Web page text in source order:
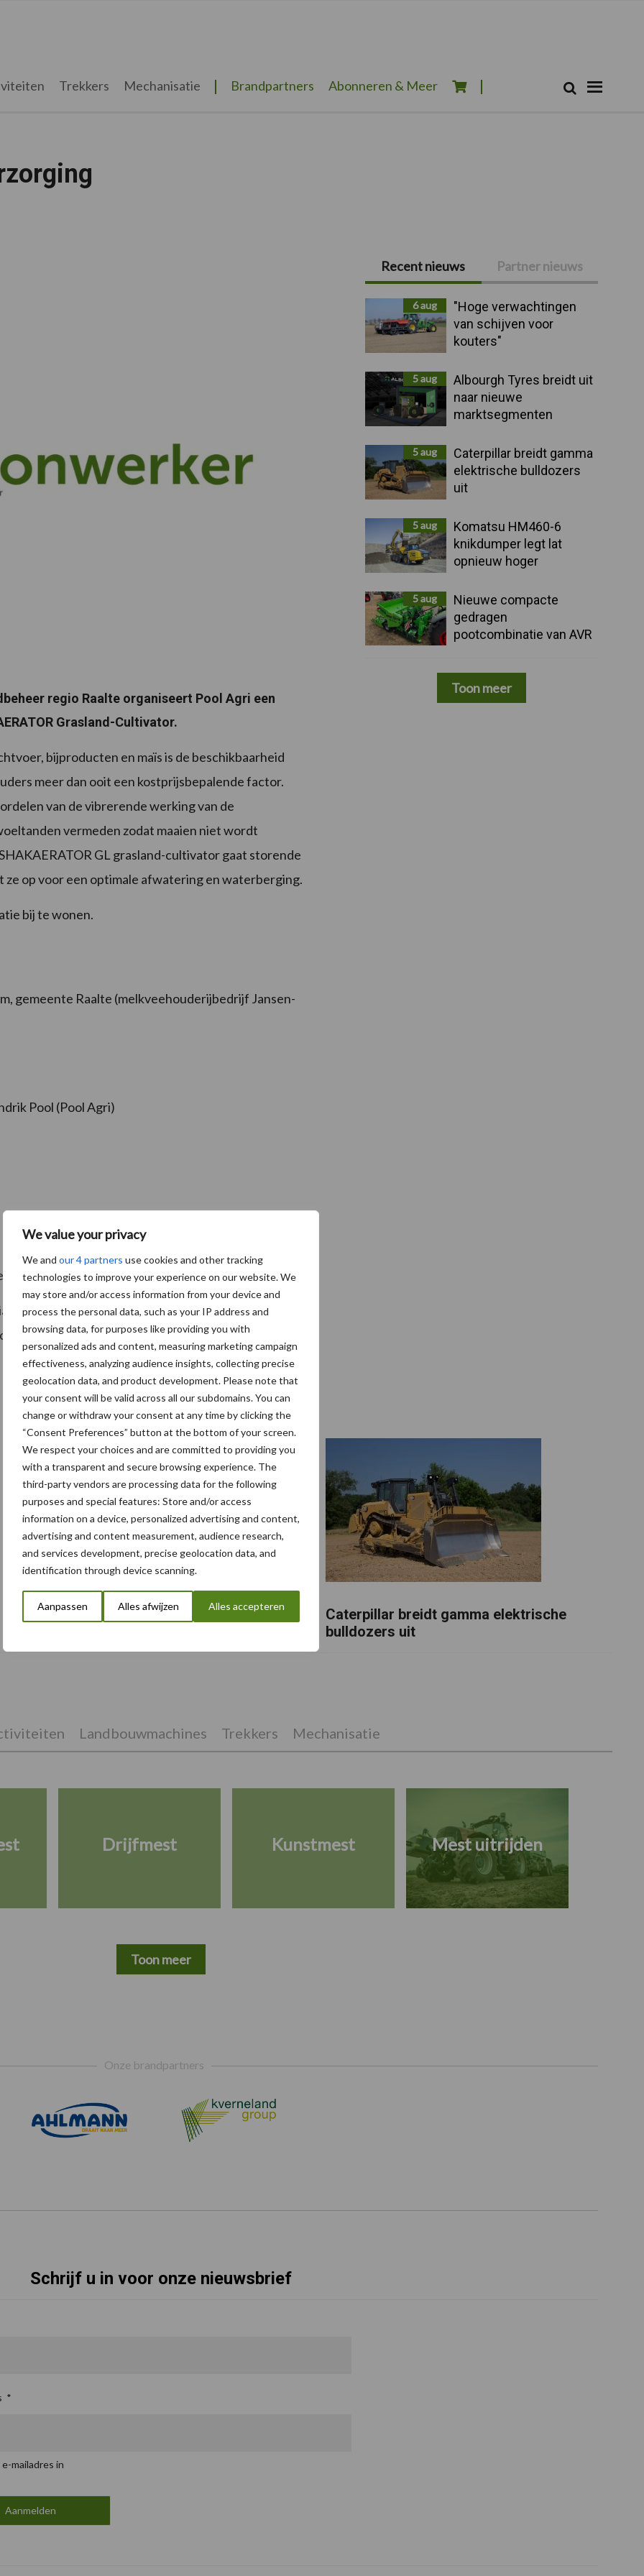
We value your privacy
We and our 4 partners use cookies and other tracking
technologies to improve your experience on our website. We
may store and/or access information from your device and
process the personal data, such as your IP address and
browsing data, for purposes like providing you with
personalized ads and content, measuring marketing campaign
effectiveness, analyzing audience insights, collecting precise
geolocation data, and product development. Please note that
your consent will be valid across all our subdomains. You can
change or withdraw your consent at any time by clicking the
“Consent Preferences” button at the bottom of your screen.
We respect your choices and are committed to providing you
with a transparent and secure browsing experience. The
third-party vendors are processing data for the following
purposes and special features: Store and/or access
information on a device, personalized advertising and content,
advertising and content measurement, audience research,
and services development, precise geolocation data, and
identification through device scanning.
Aanpassen Alles afwijzen Alles accepteren
Trekkers Mechanisatie Brandpartners Abonneren & Meer Zoek
regio Raalte organiseert Pool Agri een
Grasland-Cultivator.
bijproducten en maïs is de beschikbaarheid
meer dan ooit een kostprijsbepalende factor.
van de vibrerende werking van de
vermeden zodat maaien niet wordt
GL grasland-cultivator gaat storende
ze op voor een optimale afwatering en waterberging.
bij te wonen.
gemeente Raalte (melkveehouderijbedrijf Jansen-
Pool (Pool Agri)
daadwerkelijk door kan gaan.
nieuwsberichten of meldt u aan voor nieuwsbrief.
Demo Tour 2015
Primaire
Sidebar
Recent nieuws Partner nieuws
6 aug
"Hoge verwachtingen
van schijven voor
kouters"
5 aug
Albourgh Tyres breidt uit
naar nieuwe
marktsegmenten
5 aug
Caterpillar breidt gamma
elektrische bulldozers
uit
5 aug
Komatsu HM460-6
knikdumper legt lat
opnieuw hoger
5 aug
Nieuwe compacte
gedragen
pootcombinatie van AVR
Toon meer
Albourgh Tyres breidt uit naar nieuwe
Caterpillar breidt gamma elektrische
bulldozers uit
Landbouwmachines Trekkers Mechanisatie
Drijfmest Kunstmest Mest uitrijden
Toon meer
Onze brandpartners
Schrijf u in voor onze nieuwsbrief
*
mailadres in